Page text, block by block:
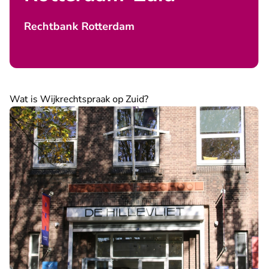
Rechtbank Rotterdam
Wat is Wijkrechtspraak op Zuid?